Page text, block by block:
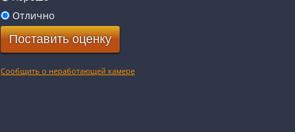
Отлично
Сообщить о неработающей камере